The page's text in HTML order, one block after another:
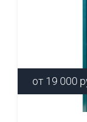
от 19 000